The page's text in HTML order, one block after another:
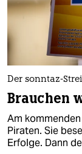
Der sonntaz-
Brauchen
Am
Piraten. Sie
Erfolge. Dann